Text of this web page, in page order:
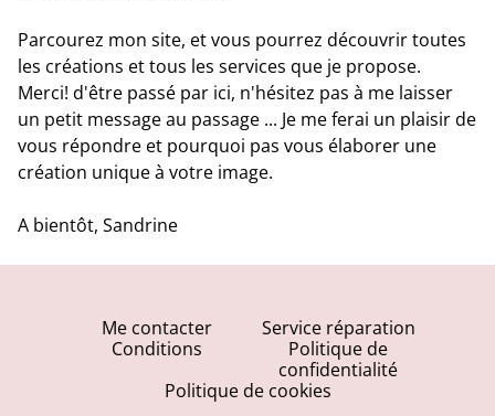
Parcourez mon site, et vous pourrez découvrir toutes
les créations et tous les services que je propose.
Merci! d'être passé par ici, n'hésitez pas à me laisser
un petit message au passage ... Je me ferai un plaisir de
vous répondre et pourquoi pas vous élaborer une
création unique à votre image.
A bientôt, Sandrine
Me contacter
Service réparation
Conditions
Politique de
confidentialité
Politique de cookies